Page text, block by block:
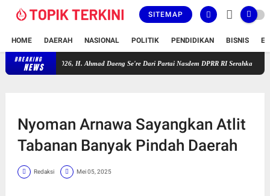
SITEMAP
HOME DAERAH NASIONAL POLITIK PENDIDIKAN BISNIS
BREAKING
NEWS
2025-2026, H. Ahmad Daeng Se're Dari Partai Nasdem DPRR RI Serahkan Secara
Nyoman Arnawa Sayangkan Atlit
Tabanan Banyak Pindah Daerah
Redaksi Mei 05, 2025